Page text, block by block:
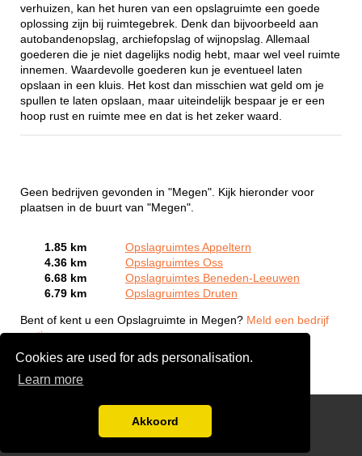
Cookies are used for ads personalisation.
Learn more
Akkoord
verhuizen, kan het huren van een opslagruimte een goede
oplossing zijn bij ruimtegebrek. Denk dan bijvoorbeeld aan
autobandenopslag, archiefopslag of wijnopslag. Allemaal
goederen die je niet dagelijks nodig hebt, maar wel veel ruimte
innemen. Waardevolle goederen kun je eventueel laten
opslaan in een kluis. Het kost dan misschien wat geld om je
spullen te laten opslaan, maar uiteindelijk bespaar je er een
hoop rust en ruimte mee en dat is het zeker waard.
Geen bedrijven gevonden in "Megen". Kijk hieronder voor
plaatsen in de buurt van "Megen".
1.85 km
Opslagruimtes Appeltern
4.36 km
Opslagruimtes Oss
6.68 km
Opslagruimtes Beneden-Leeuwen
6.79 km
Opslagruimtes Druten
Bent of kent u een Opslagruimte in Megen? Meld een bedrijf
gratis aan
Gratis Verhuis Offertes Vergelijken